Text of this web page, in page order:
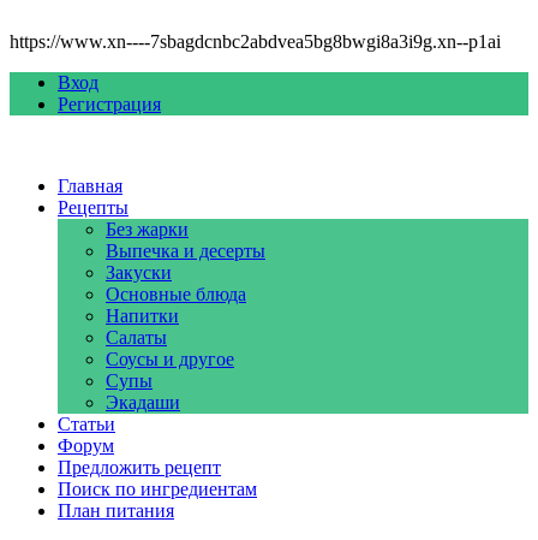
https://www.xn----7sbagdcnbc2abdvea5bg8bwgi8a3i9g.xn--p1ai
Вход
Регистрация
Главная
Рецепты
Без жарки
Выпечка и десерты
Закуски
Основные блюда
Напитки
Салаты
Соусы и другое
Супы
Экадаши
Статьи
Форум
Предложить рецепт
Поиск по ингредиентам
План питания